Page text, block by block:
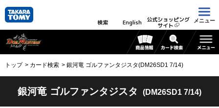
検索 English 公式ショッピング
サイト
メニュー
トップ カード検索 銀河竜 ゴルファンタジスタ(DM26SD1 7/14)
銀河竜 ゴルファンタジスタ (DM26SD1 7/14)